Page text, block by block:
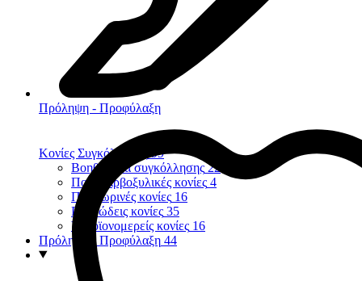
Πρόληψη - Προφύλαξη
Κονίες Συγκόλλησης
99
Βοηθήματα συγκόλλησης 22
Πολυκαρβοξυλικές κονίες 4
Προσωρινές κονίες 16
Ρητινώδεις κονίες 35
Υαλοϊονομερείς κονίες 16
Πρόληψη - Προφύλαξη 44